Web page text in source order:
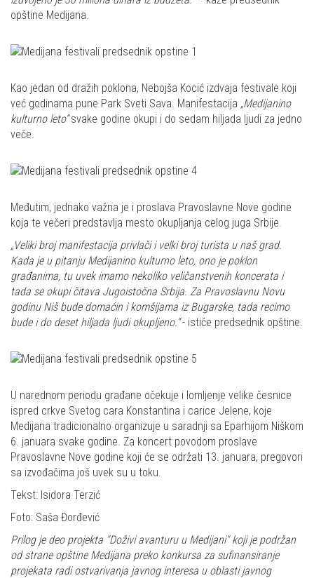
opštine Medijana.
Kao jedan od dražih poklona, Nebojša Kocić izdvaja festivale koji
već godinama pune Park Sveti Sava. Manifestacija „Medijanino
kulturno leto“svake godine okupi i do sedam hiljada ljudi za jedno
veče.
Međutim, jednako važna je i proslava Pravoslavne Nove godine
koja te večeri predstavlja mesto okupljanja celog juga Srbije.
„Veliki broj manifestacija privlači i velki broj turista u naš grad.
Kada je u pitanju Medijanino kulturno leto, ono je poklon
građanima, tu uvek imamo nekoliko veličanstvenih koncerata i
tada se okupi čitava Jugoistočna Srbija. Za Pravoslavnu Novu
godinu Niš bude domaćin i komšijama iz Bugarske, tada recimo
bude i do deset hiljada ljudi okupljeno.“- ističe predsednik opštine.
U narednom periodu građane očekuje i lomljenje velike česnice
ispred crkve Svetog cara Konstantina i carice Jelene, koje
Medijana tradicionalno organizuje u saradnji sa Eparhijom Niškom
6. januara svake godine. Za koncert povodom proslave
Pravoslavne Nove godine koji će se održati 13. januara, pregovori
sa izvođačima još uvek su u toku.
Tekst: Isidora Terzić
Foto: Saša Đorđević
Prilog je deo projekta "Doživi avanturu u Medijani" koji je podržan
od strane opštine Medijana preko konkursa za sufinansiranje
projekata radi ostvarivanja javnog interesa u oblasti javnog